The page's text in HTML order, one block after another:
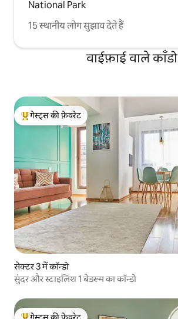
National Park
15 स्थानीय लोग सुझाव देते हैं
वाईफ़ाई वाले काँडो
गेस्ट्स का टॉप फ़ेवरेट
गेस्ट्स की फ़ेवरेट
सेक्टर 3 में कॉन्डो
सुंदर और स्टाइलिश 1 बेडरूम का कॉन्डो